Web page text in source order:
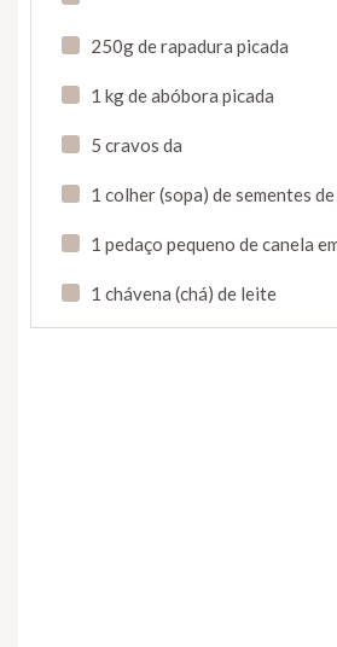
250g de rapadura picada
1 kg de abóbora picada
5 cravos da
1 colher (sopa) de sementes
1 pedaço pequeno de canela
1 chávena (chá) de leite